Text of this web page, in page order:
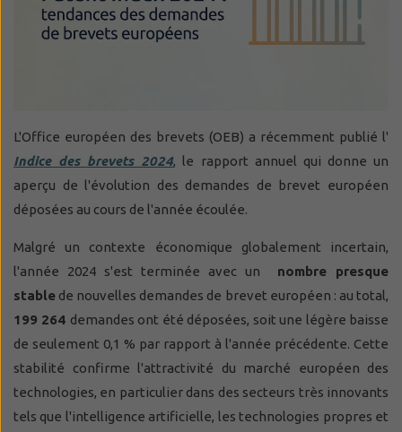
L'Office européen des brevets (OEB) a récemment publié l'
Indice des brevets 2024, le rapport annuel qui donne un
aperçu de l'évolution des demandes de brevet européen
déposées au cours de l'année écoulée.
Malgré un contexte économique globalement incertain,
l'année 2024 s'est terminée avec un
nombre presque
stable de nouvelles demandes de brevet européen : au total,
199 264 demandes ont été déposées, soit une légère baisse
de seulement 0,1 % par rapport à l'année précédente. Cette
stabilité confirme l'attractivité du marché européen des
technologies, en particulier dans des secteurs très innovants
tels que l'intelligence artificielle, les technologies propres et